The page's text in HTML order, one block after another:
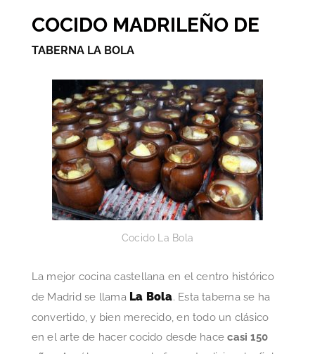
COCIDO MADRILEÑO DE
TABERNA LA BOLA
Cocido La Bola
La mejor cocina castellana en el centro histórico
de Madrid se llama La Bola. Esta taberna se ha
convertido, y bien merecido, en todo un clásico
en el arte de hacer cocido desde hacecasi 150